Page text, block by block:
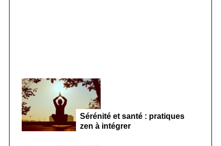
Sérénité et santé : pratiques
zen à intégrer